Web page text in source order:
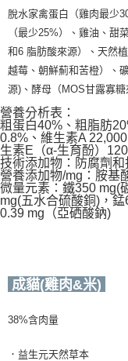
脫水家禽蛋白（雞肉最少
（最少25%）、雞油、甜
和6 脂肪酸來源）、天然
越莓、朝鮮薊和苦橙）、
源)、酵母（MOS甘露寡
營養分析表：
粗蛋白40%、粗脂肪
0.8%、維生素A
生素E（α-生育酚）
技術添加物：防腐劑和
營養添加物/mg：胺基
微量元素：鐵350 mg(
mg(五水合硫酸銅)，
0.39 mg（亞硒酸鈉)
成貓(雞肉&米)
38%含肉量
．益生元天然草本